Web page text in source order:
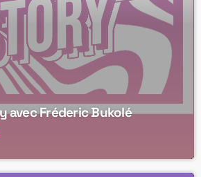
avec Fréderic Bukolé